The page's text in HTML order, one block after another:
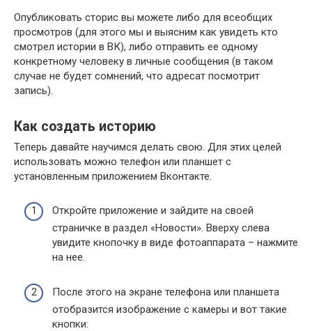
Опубликовать сторис вы можете либо для всеобщих
просмотров (для этого мы и выясним как увидеть кто
смотрел истории в ВК), либо отправить ее одному
конкретному человеку в личные сообщения (в таком
случае не будет сомнений, что адресат посмотрит
запись).
Как создать историю
Теперь давайте научимся делать свою. Для этих целей
использовать можно телефон или планшет с
установленным приложением Вконтакте.
Откройте приложение и зайдите на своей
страничке в раздел «Новости». Вверху слева
увидите кнопочку в виде фотоаппарата – нажмите
на нее.
После этого на экране телефона или планшета
отобразится изображение с камеры и вот такие
кнопки: